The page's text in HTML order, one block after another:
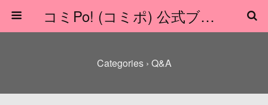
コミPo! (コミポ) 公式ブログ
Categories › Q&A